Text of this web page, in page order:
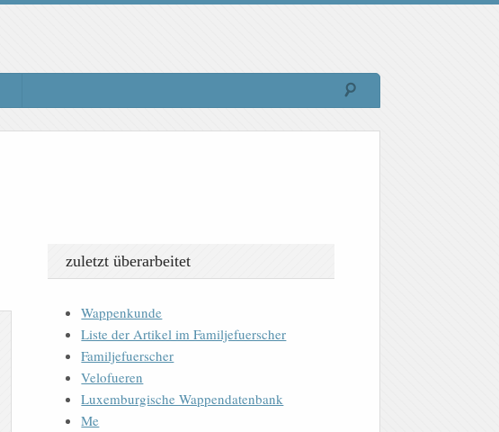
zuletzt überarbeitet
Wappenkunde
Liste der Artikel im Familjefuerscher
Familjefuerscher
Velofueren
Luxemburgische Wappendatenbank
Me